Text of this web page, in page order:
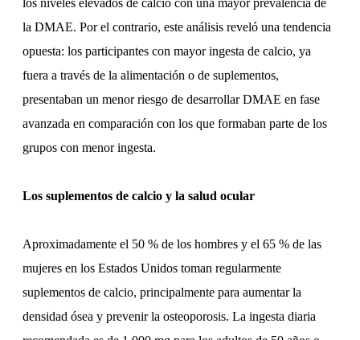
la DMAE. Por el contrario, este análisis reveló una tendencia
opuesta: los participantes con mayor ingesta de calcio, ya
fuera a través de la alimentación o de suplementos,
presentaban un menor riesgo de desarrollar DMAE en fase
avanzada en comparación con los que formaban parte de los
grupos con menor ingesta.
Los suplementos de calcio y la salud ocular
Aproximadamente el 50 % de los hombres y el 65 % de las
mujeres en los Estados Unidos toman regularmente
suplementos de calcio, principalmente para aumentar la
densidad ósea y prevenir la osteoporosis. La ingesta diaria